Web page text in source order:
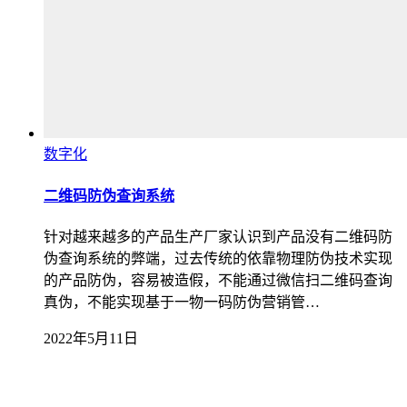
数字化
二维码防伪查询系统
针对越来越多的产品生产厂家认识到产品没有二维码防
伪查询系统的弊端，过去传统的依靠物理防伪技术实现
的产品防伪，容易被造假，不能通过微信扫二维码查询
真伪，不能实现基于一物一码防伪营销管…
2022年5月11日